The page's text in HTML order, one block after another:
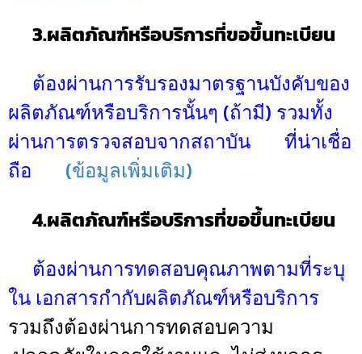
3.ผลิตภัณฑ์หรือบริการที่ขอขึ้นทะเบียน
ต้องผ่านการรับรองมาตรฐานบังคับของ
ผลิตภัณฑ์หรือบริการนั้นๆ (ถ้ามี) รวมทั้ง
ผ่านการตรวจสอบจากสถาบัน ที่น่าเชื่อ
ถือ
(ข้อมูลเพิ่มเติม)
4.ผลิตภัณฑ์หรือบริการที่ขอขึ้นทะเบียน
ต้องผ่านการทดสอบคุณภาพตามที่ระบุ
ใน เอกสารกำกับผลิตภัณฑ์หรือบริการ
รวมถึงต้องผ่านการทดสอบความ